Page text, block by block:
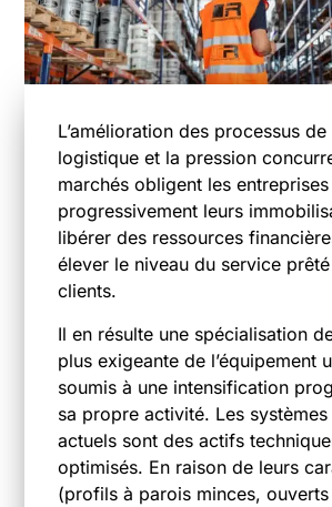
L’amélioration des processus
logistique et la pression
marchés obligent les
progressivement leurs
libérer des ressources
élever le niveau du service
clients.
Il en résulte une spécialisation
plus exigeante de l’équipement
soumis à une intensification
sa propre activité. Les
actuels sont des actifs
optimisés. En raison de leurs
(profils à parois minces,